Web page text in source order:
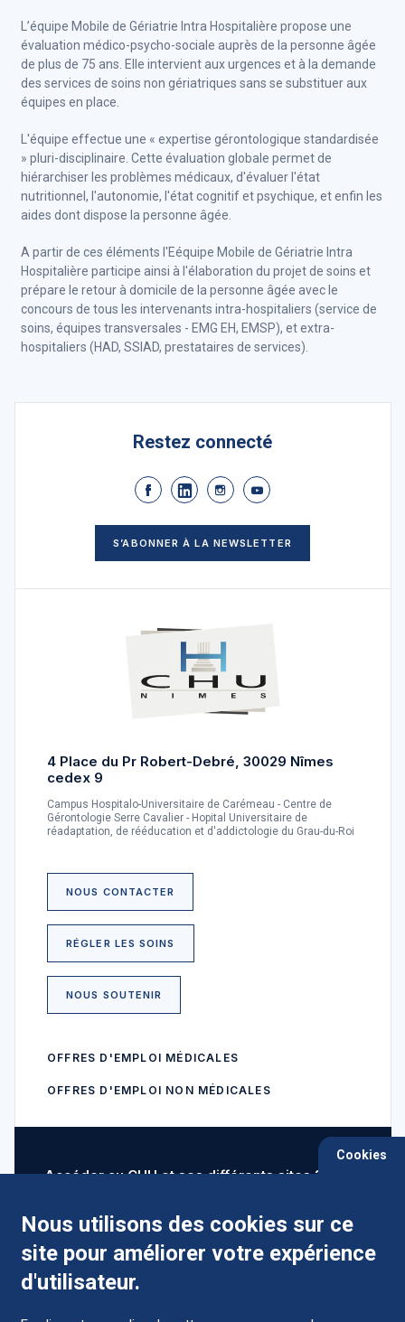
L’équipe Mobile de Gériatrie Intra Hospitalière propose une
évaluation médico-psycho-sociale auprès de la personne âgée
de plus de 75 ans. Elle intervient aux urgences et à la demande
des services de soins non gériatriques sans se substituer aux
équipes en place.
L'équipe effectue une « expertise gérontologique standardisée
» pluri-disciplinaire. Cette évaluation globale permet de
hiérarchiser les problèmes médicaux, d'évaluer l'état
nutritionnel, l'autonomie, l'état cognitif et psychique, et enfin les
aides dont dispose la personne âgée.
A partir de ces éléments l'Eéquipe Mobile de Gériatrie Intra
Hospitalière participe ainsi à l'élaboration du projet de soins et
prépare le retour à domicile de la personne âgée avec le
concours de tous les intervenants intra-hospitaliers (service de
soins, équipes transversales - EMG EH, EMSP), et extra-
hospitaliers (HAD, SSIAD, prestataires de services).
Restez connecté
S’ABONNER À LA NEWSLETTER
4 Place du Pr Robert-Debré, 30029 Nîmes
cedex 9
Campus Hospitalo-Universitaire de Carémeau - Centre de
Gérontologie Serre Cavalier - Hopital Universitaire de
réadaptation, de rééducation et d'addictologie du Grau-du-Roi
NOUS CONTACTER
RÉGLER LES SOINS
NOUS SOUTENIR
OFFRES D'EMPLOI MÉDICALES
OFFRES D'EMPLOI NON MÉDICALES
Accéder au CHU et ses différents sites ?
Comment préparer mon hospitalisation ?
Cookies
Nous utilisons des cookies sur ce
site pour améliorer votre expérience
d'utilisateur.